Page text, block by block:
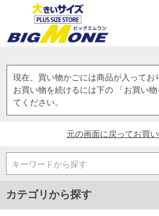
現在、買い物かごには商品が入ってお
お買い物を続けるには下の 「お買い
てください。
元の画面に戻ってお買
キーワードから探す
カテゴリから探す